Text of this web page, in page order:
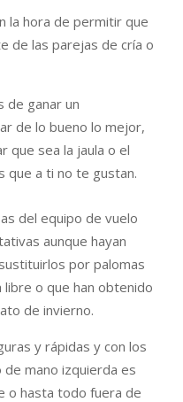
la hora de permitir que
de las parejas de cría o
de ganar un
de lo bueno lo mejor,
que sea la jaula o el
que a ti no te gustan.
del equipo de vuelo
aunque hayan
por palomas
o que han obtenido
de invierno.
y rápidas y con los
mano izquierda es
o hasta todo fuera de